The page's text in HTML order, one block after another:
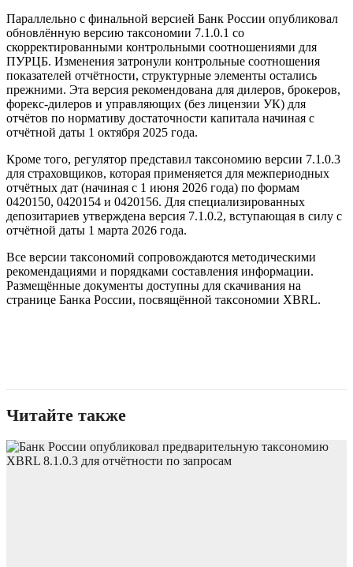
Параллельно с финальной версией Банк России опубликовал
обновлённую версию таксономии 7.1.0.1 со
скорректированными контрольными соотношениями для
ПУРЦБ. Изменения затронули контрольные соотношения
показателей отчётности, структурные элементы остались
прежними. Эта версия рекомендована для дилеров, брокеров,
форекс-дилеров и управляющих (без лицензии УК) для
отчётов по нормативу достаточности капитала начиная с
отчётной даты 1 октября 2025 года.
Кроме того, регулятор представил таксономию версии 7.1.0.3
для страховщиков, которая применяется для межпериодных
отчётных дат (начиная с 1 июня 2026 года) по формам
0420150, 0420154 и 0420156. Для специализированных
депозитариев утверждена версия 7.1.0.2, вступающая в силу с
отчётной даты 1 марта 2026 года.
Все версии таксономий сопровождаются методическими
рекомендациями и порядками составления информации.
Размещённые документы доступны для скачивания на
странице Банка России, посвящённой таксономии XBRL.
Читайте также